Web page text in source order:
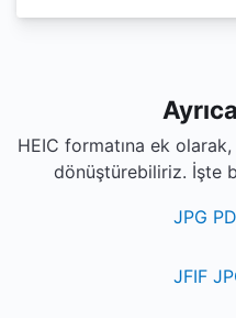
HEIC formatına ek
dönüştürebiliriz. İşte
JPG
JFIF